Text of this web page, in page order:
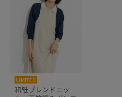
LIMITED
和紙ブレンドニッ